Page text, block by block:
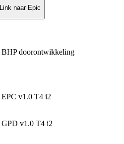
Link naar Epic
BHP doorontwikkeling
EPC v1.0 T4 i2
GPD v1.0 T4 i2